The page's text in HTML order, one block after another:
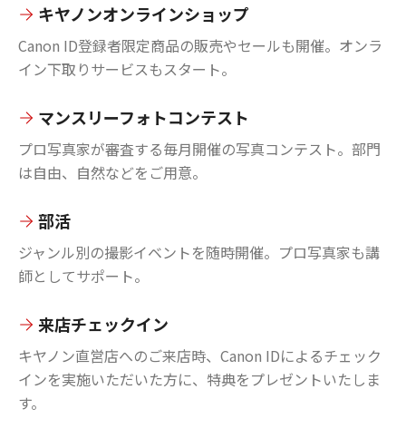
キヤノンオンラインショップ
Canon ID登録者限定商品の販売やセールも開催。オンラ
イン下取りサービスもスタート。
マンスリーフォトコンテスト
プロ写真家が審査する毎月開催の写真コンテスト。部門
は自由、自然などをご用意。
部活
ジャンル別の撮影イベントを随時開催。プロ写真家も講
師としてサポート。
来店チェックイン
キヤノン直営店へのご来店時、Canon IDによるチェック
インを実施いただいた方に、特典をプレゼントいたしま
す。